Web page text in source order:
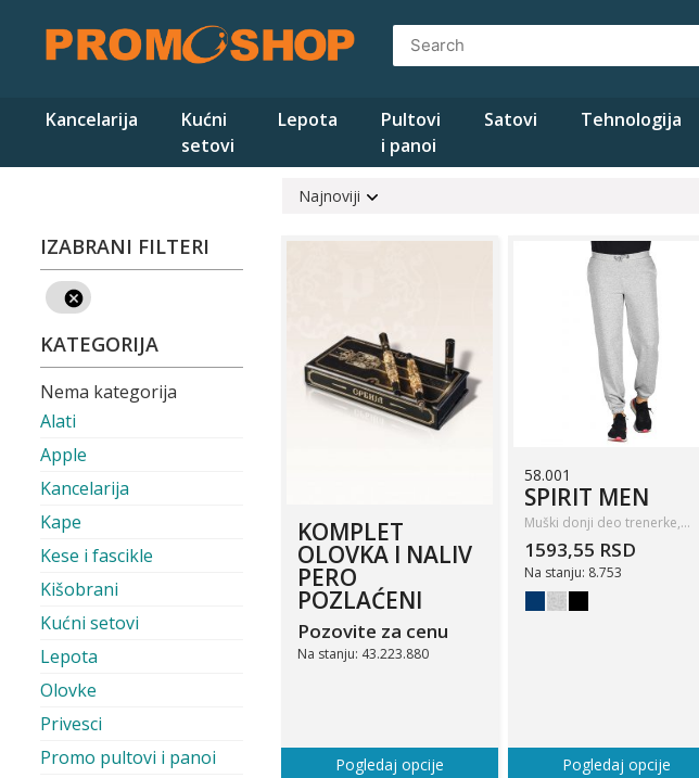
content
Kancelarija
Kućni
setovi
Lepota
Pultovi
i panoi
Satovi Tehnologija
Najnoviji
KOMPLET
OLOVKA I NALIV
PERO
POZLAĆENI
Pozovite za cenu
Na stanju: 43.223.880
Pogledaj opcije
58.001
SPIRIT MEN
Muški donji deo trenerke,…
1593,55 RSD
Na stanju: 8.753
Pogledaj opcije
IZABRANI FILTERI
KATEGORIJA
Nema kategorija
Alati
Apple
Kancelarija
Kape
Kese i fascikle
Kišobrani
Kućni setovi
Lepota
Olovke
Privesci
Promo pultovi i panoi